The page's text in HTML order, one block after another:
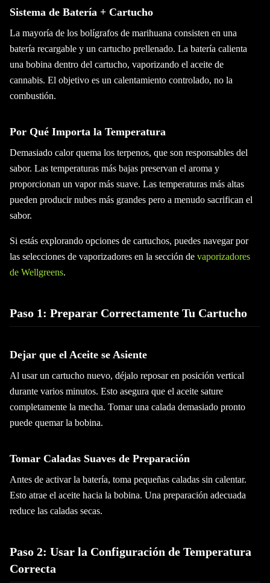
Sistema de Batería + Cartucho
La mayoría de los bolígrafos de marihuana consisten en una
batería recargable y un cartucho prellenado. La batería calienta
una bobina dentro del cartucho, vaporizando el aceite de
cannabis. El objetivo es un calentamiento controlado, no la
combustión.
Por Qué Importa la Temperatura
Demasiado calor quema los terpenos, que son responsables del
sabor. Las temperaturas más bajas preservan el aroma y
proporcionan un vapor más suave. Las temperaturas más altas
pueden producir nubes más grandes pero a menudo sacrifican el
sabor.
Si estás explorando opciones de cartuchos, puedes navegar por
las selecciones de vaporizadores en la sección de vaporizadores
de Wellgreens.
Paso 1: Preparar Correctamente Tu Cartucho
Dejar que el Aceite se Asiente
Al usar un cartucho nuevo, déjalo reposar en posición vertical
durante varios minutos. Esto asegura que el aceite sature
completamente la mecha. Tomar una calada demasiado pronto
puede quemar la bobina.
Tomar Caladas Suaves de Preparación
Antes de activar la batería, toma pequeñas caladas sin calentar.
Esto atrae el aceite hacia la bobina. Una preparación adecuada
reduce las caladas secas.
Paso 2: Usar la Configuración de Temperatura
Correcta